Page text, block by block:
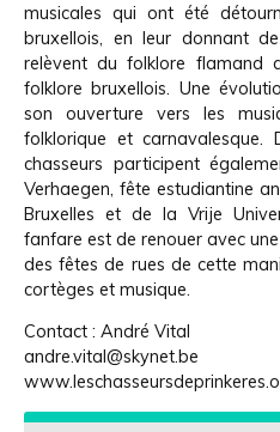
musicales qui ont été
bruxellois, en leur donnant
relèvent du folklore flamand
folklore bruxellois. Une
son ouverture vers les
folklorique et carnavalesque.
chasseurs participent
Verhaegen, fête estudiantine
Bruxelles et de la Vrije
fanfare est de renouer avec
des fêtes de rues de cette
cortèges et musique.
Contact : André Vital
andre.vital@skynet.be